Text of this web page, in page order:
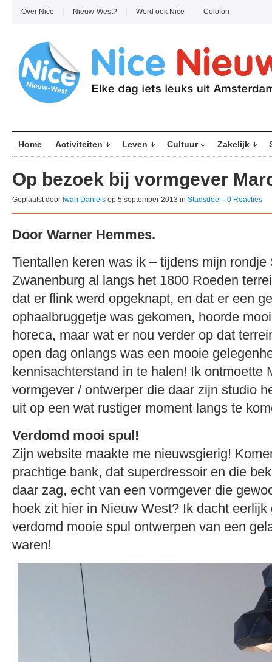
Over Nice Nieuw-West? Word ook Nice Colofon
Home Activiteiten Leven Cultuur Zakelijk
Op bezoek bij vormgever
Geplaatst door Iwan Daniëls op 5 september 2013 in Stadsdeel · 0 Reacties
Door Warner Hemmes.
Tientallen keren was ik – tijdens mijn rondje
Zwanenburg al langs het 1800 Roeden
dat er flink werd opgeknapt, en dat er een
ophaalbruggetje was gekomen, hoorde
horeca, maar wat er nou verder op dat
open dag onlangs was een mooie
kennisachterstand in te halen! Ik ontmoette
vormgever / ontwerper die daar zijn studio
uit op een wat rustiger moment langs te
Verdomd mooi spul!
Zijn website maakte me nieuwsgierig!
prachtige bank, dat superdressoir en die
daar zag, echt van een vormgever die
hoek zit hier in Nieuw West? Ik dacht eerlijk
verdomd mooie spul ontwerpen van een
waren!